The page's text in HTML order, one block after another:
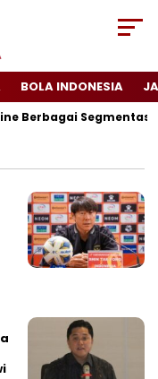
BOLA INDONESIA
Berbagai Segmentasi